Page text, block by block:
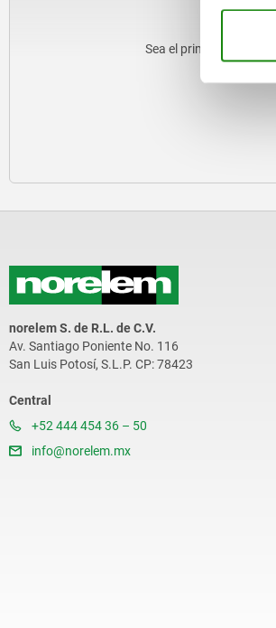
Sea el primero en
norelem S. de R.L. de C.V.
Av. Santiago Poniente No. 116
San Luis Potosí, S.L.P. CP: 78423
Central
+52 444 454 36 – 50
info@norelem.mx